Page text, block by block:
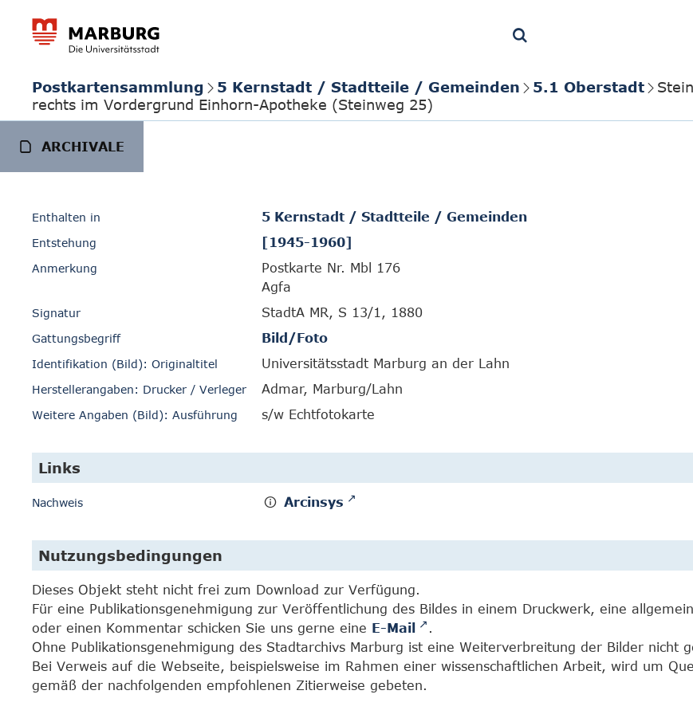
Postkartensammlung 5 Kernstadt / Stadtteile / Gemeinden 5.1 Oberstadt
rechts im Vordergrund Einhorn-Apotheke (Steinweg 25)
ARCHIVALE
Enthalten in 5 Kernstadt / Stadtteile / Gemeinden
Entstehung [1945-1960]
Anmerkung
Postkarte Nr. Mbl 176
Agfa
Signatur StadtA MR, S 13/1, 1880
Gattungsbegriff Bild/Foto
Identifikation (Bild): Originaltitel Universitätsstadt Marburg an der Lahn
Herstellerangaben: Drucker / Verleger Admar, Marburg/Lahn
Weitere Angaben (Bild): Ausführung s/w Echtfotokarte
Links
Nachweis Arcinsys
Nutzungsbedingungen
Dieses Objekt steht nicht frei zum Download zur Verfügung.
Für eine Publikationsgenehmigung zur Veröffentlichung des Bildes in einem Druckwerk, eine
oder einen Kommentar schicken Sie uns gerne eine E-Mail
.
Ohne Publikationsgenehmigung des Stadtarchivs Marburg ist eine Weiterverbreitung der Bilder nicht
Bei Verweis auf die Webseite, beispielsweise im Rahmen einer wissenschaftlichen Arbeit, wird um
gemäß der nachfolgenden empfohlenen Zitierweise gebeten.